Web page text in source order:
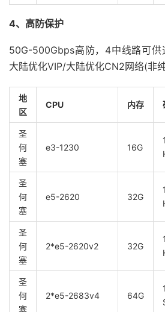
4、高防保护
50G-500Gbps高防，4中线路可
大陆优化VIP/大陆优化CN2网络(非
地
区
CPU 内存
圣
何
塞
e3-1230 16G
圣
何
塞
e5-2620 32G
圣
何
塞
2*e5-2620v2 32G
圣
何
塞
2*e5-2683v4 64G